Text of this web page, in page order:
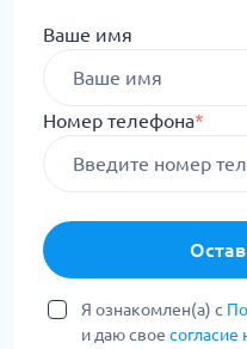
Ваше имя
Номер телефона*
Я ознакомлен(а) с
и даю свое согласие